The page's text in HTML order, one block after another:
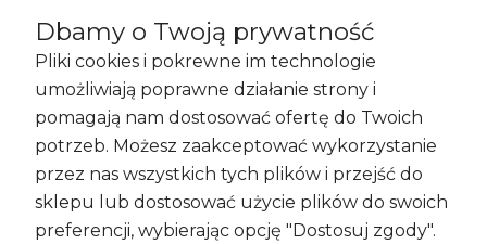
Zakupy i Zwroty
Informacje
Dbamy o Twoją prywatność
Pliki cookies i pokrewne im technologie
umożliwiają poprawne działanie strony i
pomagają nam dostosować ofertę do Twoich
potrzeb. Możesz zaakceptować wykorzystanie
przez nas wszystkich tych plików i przejść do
sklepu lub dostosować użycie plików do swoich
preferencji, wybierając opcję "Dostosuj zgody".